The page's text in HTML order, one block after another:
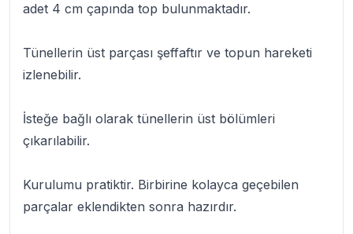
adet 4 cm çapında top bulunmaktadır.
Tünellerin üst parçası şeffaftır ve topun hareketi
izlenebilir.
İsteğe bağlı olarak tünellerin üst bölümleri
çıkarılabilir.
Kurulumu pratiktir. Birbirine kolayca geçebilen
parçalar eklendikten sonra hazırdır.